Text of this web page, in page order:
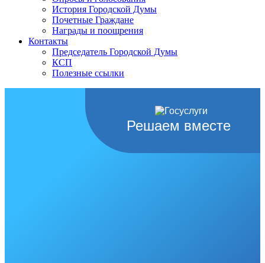
История Городской Думы
Почетные Граждане
Награды и поощрения
Контакты
Председатель Городской Думы
КСП
Полезные ссылки
Решаем вместе